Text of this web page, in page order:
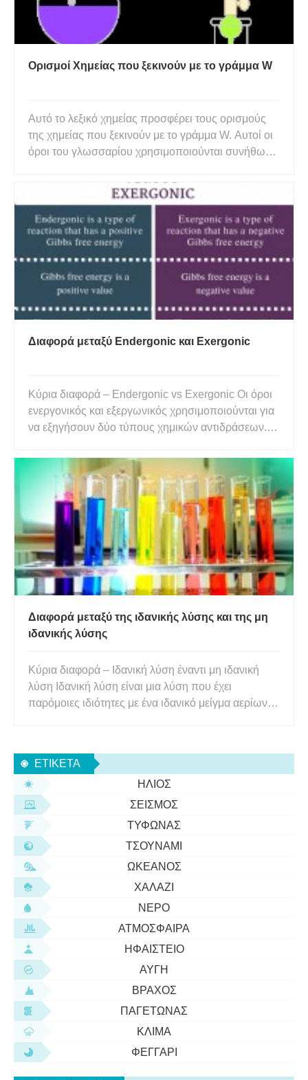
Ορισμοί Χημείας που ξεκινούν με το γράμμα W
Αυτό το λεξικό χημείας προσφέρει τους ορισμούς
της χημείας που ξεκινούν με το γράμμα W. Αυτοί οι
όροι του γλωσσαρίου χρησιμοποιούνται συνήθως
παρακάτω γράμμα για να βρείτε τους όρους και
τους ορισμούς που ξεκινούν με αυτό το γράμμα. A
B C D E F G H
Διαφορά μεταξύ Endergonic και Exergonic
Κύρια διαφορά – Endergonic vs Exergonic Οι όροι
ενεργονικός και εξεργωνικός χρησιμοποιούνται για
να εξηγήσουν δύο τύπους χημικών αντιδράσεων.
αντίδραση. Δεν εμφανίζεται σε κανονικές συνθήκες
όπως σε θερμοκρασία δωματίου και ατμοσφαιρική
πίεση. Μια εξερ
Διαφορά μεταξύ της ιδανικής λύσης και της μη
ιδανικής λύσης
Κύρια διαφορά – Ιδανική λύση έναντι μη ιδανική
λύση Ιδανική λύση είναι μια λύση που έχει
παρόμοιες ιδιότητες με ένα ιδανικό μείγμα αερίων.
μπορούμε να θεωρήσουμε το ίδιο σε διαλύματα
γιατί τα μόρια σε διαλύματα θα
ΕΤΙΚΈΤΑ
ΉΛΙΟΣ
ΣΕΙΣΜΌΣ
ΤΥΦΏΝΑΣ
ΤΣΟΥΝΆΜΙ
ΩΚΕΑΝΌΣ
ΧΑΛΆΖΙ
ΝΕΡΌ
ΑΤΜΌΣΦΑΙΡΑ
ΗΦΑΊΣΤΕΙΟ
ΑΥΓΉ
ΒΡΆΧΟΣ
ΠΑΓΕΤΏΝΑΣ
ΚΛΊΜΑ
ΦΕΓΓΆΡΙ